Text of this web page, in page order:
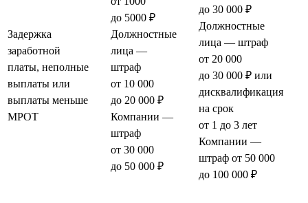
Задержка
заработной
платы, неполные
выплаты или
выплаты меньше
МРОТ
до 5000 ₽
Должностные
лица —
штраф
от 10 000
до 20 000 ₽
Компании —
штраф
от 30 000
до 50 000 ₽
до 30 000 ₽
Должностные
лица — штраф
от 20 000
до 30 000 ₽ или
дисквалификация
на срок
от 1 до 3 лет
Компании —
штраф от 50 000
до 100 000 ₽